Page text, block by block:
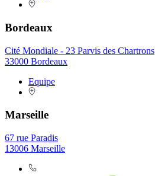
Bordeaux
Cité Mondiale - 23 Parvis des Chartrons
33000 Bordeaux
Equipe
Marseille
67 rue Paradis
13006 Marseille